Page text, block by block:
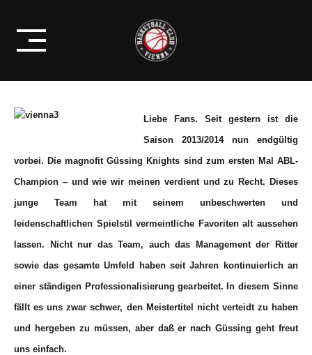
contentDANKE FÜR DIESE SAISON!!!
Liebe Fans. Seit gestern ist die
Saison 2013/2014 nun endgültig
vorbei. Die magnofit Güssing Knights sind zum ersten Mal ABL-
Champion – und wie wir meinen verdient und zu Recht. Dieses
junge Team hat mit seinem unbeschwerten und
leidenschaftlichen Spielstil vermeintliche Favoriten alt aussehen
lassen. Nicht nur das Team, auch das Management der Ritter
sowie das gesamte Umfeld haben seit Jahren kontinuierlich an
einer ständigen Professionalisierung gearbeitet. In diesem Sinne
fällt es uns zwar schwer, den Meistertitel nicht verteidt zu haben
und hergeben zu müssen, aber daß er nach Güssing geht freut
uns einfach.